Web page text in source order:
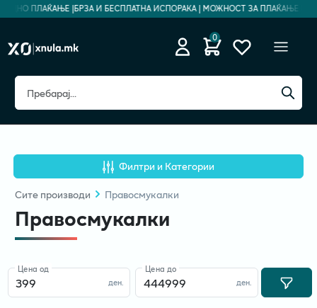
ПЛАЌАЊЕ |БРЗА И БЕСПЛАТНА ИСПОРАКА | МОЖНОСТ ЗА ПЛАЌАЊЕ НА
0
Филтри и Категории
Ситепроизводи Правосмукалки
Правосмукалки
ден.
Цена од
ден.
Цена до